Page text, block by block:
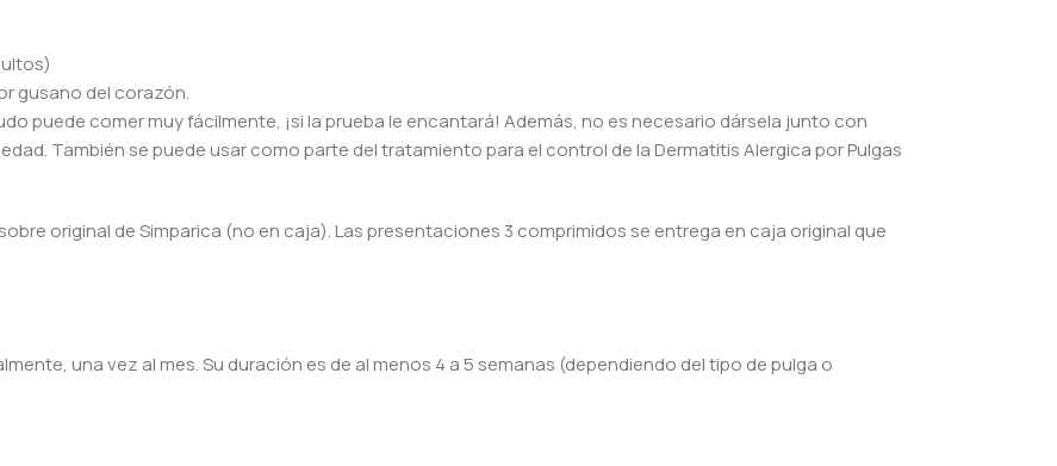
gusano del corazón.
puede comer muy fácilmente, ¡si la prueba le encantará! Además, no es necesario dársela junto con
También se puede usar como parte del tratamiento para el control de la Dermatitis Alergica por Pulgas
original de Simparica (no en caja). Las presentaciones 3 comprimidos se entrega en caja original que
una vez al mes. Su duración es de al menos 4 a 5 semanas (dependiendo del tipo de pulga o